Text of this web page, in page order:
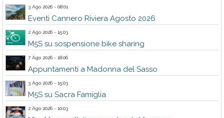
3 Ago 2026 - 08:01
Eventi Cannero Riviera Agosto 2026
2 Ago 2026 - 15:03
M5S su sospensione bike sharing
7 Ago 2026 - 18:06
Appuntamenti a Madonna del Sasso
3 Ago 2026 - 15:03
M5S su Sacra Famiglia
2 Ago 2026 - 10:03